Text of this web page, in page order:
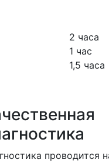
2 часа
1 час
1,5 часа
проводится